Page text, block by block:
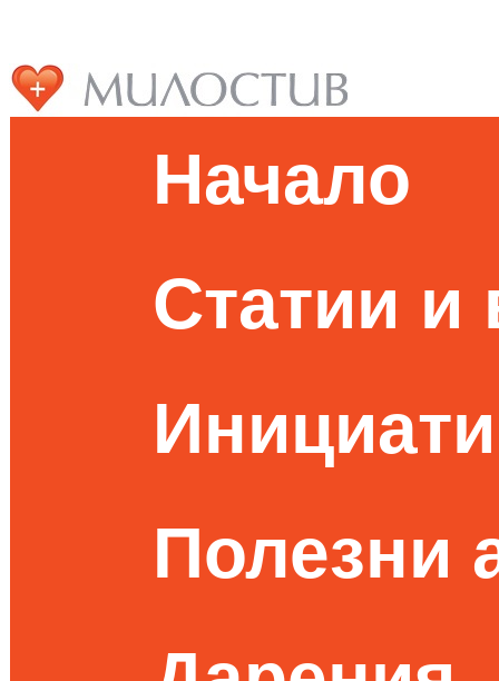
Начало
Статии и
Полезни